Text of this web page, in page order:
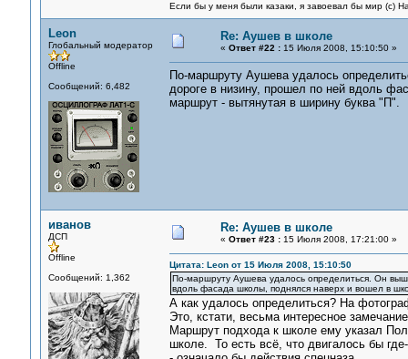
Если бы у меня были казаки, я завоевал бы мир (с)
Leon
Глобальный модератор
Offline
Сообщений: 6,482
Re: Аушев в школе
« Ответ #22 :15 Июля 2008, 15:10:50 »
По-маршруту Аушева удалось
дороге в низину, прошел по ней вдоль
маршрут - вытянутая в ширину буква "П".
иванов
ДСП
Offline
Сообщений: 1,362
Re: Аушев в школе
« Ответ #23 :15 Июля 2008, 17:21:00 »
Цитата: Leon от 15 Июля 2008, 15:10:50
По-маршруту Аушева удалось определиться. Он
вдоль фасада школы, поднялся наверх и вошел в
А как удалось определиться? На
Это, кстати, весьма интересное
Маршрут подхода к школе ему указал
школе. То есть всё, что двигалось бы